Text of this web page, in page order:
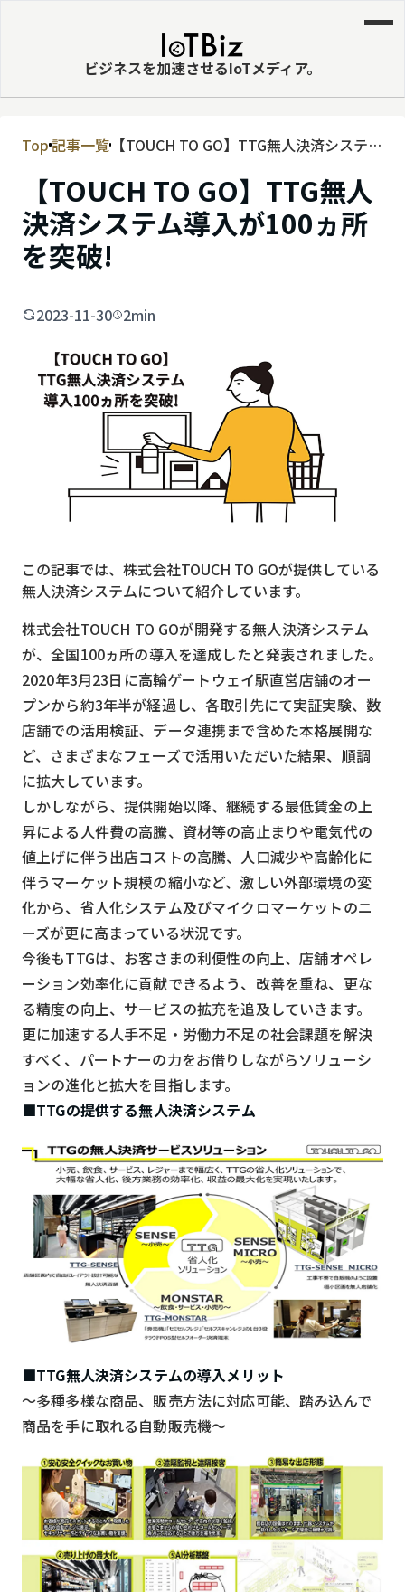
ビジネスを加速させるIoTメディア。
MVNE
エッジ
LPWA
DaaS
PaaS
ビッグデータ
MNO
スマート漁業
クラウド
VPN
スマート〇〇
スマート農業
ドローン
ロボット
スマート物流
IoT
DX
ニュース
デジタルサイネージ
カメラ
Wi-Fi
SaaS
AI
スマホ
リセット
検索する
Top記事一覧 【TOUCH TO GO】TTG無人決済システム
【TOUCH TO GO】TTG無人
決済システム導入が100ヵ所
を突破!
2023-11-30 2min
この記事では、株式会社TOUCH TO GOが提供している
無人決済システムについて紹介しています。
株式会社TOUCH TO GOが開発する無人決済システム
が、全国100ヵ所の導入を達成したと発表されました。
2020年3月23日に高輪ゲートウェイ駅直営店舗のオー
プンから約3年半が経過し、各取引先にて実証実験、数
店舗での活用検証、データ連携まで含めた本格展開な
ど、さまざまなフェーズで活用いただいた結果、順調
に拡大しています。
しかしながら、提供開始以降、継続する最低賃金の上
昇による人件費の高騰、資材等の高止まりや電気代の
値上げに伴う出店コストの高騰、人口減少や高齢化に
伴うマーケット規模の縮小など、激しい外部環境の変
化から、省人化システム及びマイクロマーケットのニ
ーズが更に高まっている状況です。
今後もTTGは、お客さまの利便性の向上、店舗オペレ
ーション効率化に貢献できるよう、改善を重ね、更な
る精度の向上、サービスの拡充を追及していきます。
更に加速する人手不足・労働力不足の社会課題を解決
すべく、パートナーの力をお借りしながらソリューシ
ョンの進化と拡大を目指します。
■TTGの提供する無人決済システム
■TTG無人決済システムの導入メリット
～多種多様な商品、販売方法に対応可能、踏み込んで
商品を手に取れる自動販売機～